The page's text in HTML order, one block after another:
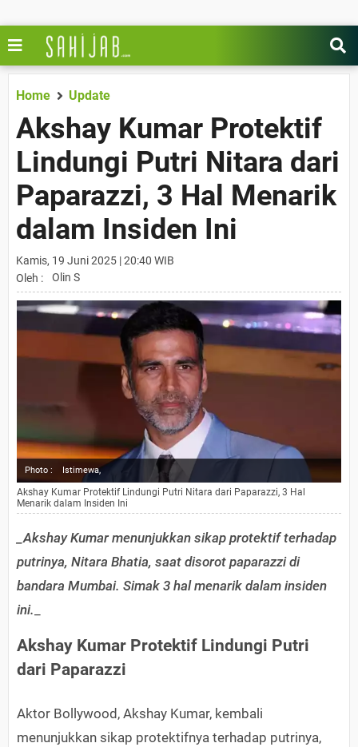
Home Update
Akshay Kumar Protektif
Lindungi Putri Nitara dari
Paparazzi, 3 Hal Menarik
dalam Insiden Ini
Kamis, 19 Juni 2025 | 20:40 WIB
Oleh :
Olin S
Photo : Istimewa,
Akshay Kumar Protektif Lindungi Putri Nitara dari Paparazzi, 3 Hal
Menarik dalam Insiden Ini
_Akshay Kumar menunjukkan sikap protektif terhadap
putrinya, Nitara Bhatia, saat disorot paparazzi di
bandara Mumbai. Simak 3 hal menarik dalam insiden
ini.
Akshay Kumar Protektif Lindungi Putri
dari Paparazzi
Aktor Bollywood, Akshay Kumar, kembali
menunjukkan sikap protektifnya terhadap putrinya,